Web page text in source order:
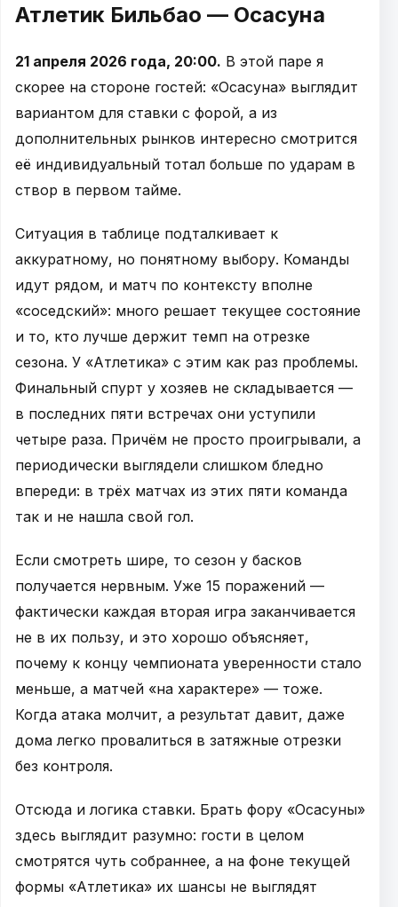
Атлетик Бильбао — Осасуна
21 апреля 2026 года, 20:00. В этой паре я
скорее на стороне гостей: «Осасуна» выглядит
вариантом для ставки с форой, а из
дополнительных рынков интересно смотрится
её индивидуальный тотал больше по ударам в
створ в первом тайме.
Ситуация в таблице подталкивает к
аккуратному, но понятному выбору. Команды
идут рядом, и матч по контексту вполне
«соседский»: много решает текущее состояние
и то, кто лучше держит темп на отрезке
сезона. У «Атлетика» с этим как раз проблемы.
Финальный спурт у хозяев не складывается —
в последних пяти встречах они уступили
четыре раза. Причём не просто проигрывали, а
периодически выглядели слишком бледно
впереди: в трёх матчах из этих пяти команда
так и не нашла свой гол.
Если смотреть шире, то сезон у басков
получается нервным. Уже 15 поражений —
фактически каждая вторая игра заканчивается
не в их пользу, и это хорошо объясняет,
почему к концу чемпионата уверенности стало
меньше, а матчей «на характере» — тоже.
Когда атака молчит, а результат давит, даже
дома легко провалиться в затяжные отрезки
без контроля.
Отсюда и логика ставки. Брать фору «Осасуны»
здесь выглядит разумно: гости в целом
смотрятся чуть собраннее, а на фоне текущей
формы «Атлетика» их шансы не выглядят